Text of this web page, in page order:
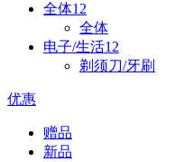
全体12
全体
电子/生活12
剃须刀/牙刷
优惠
赠品
新品